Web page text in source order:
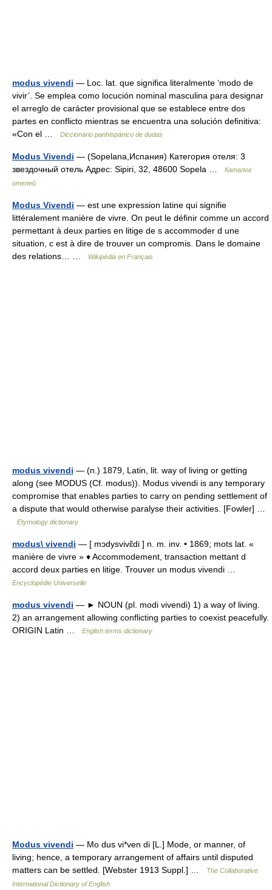
modus vivendi — Loc. lat. que significa literalmente ‘modo de
vivir’. Se emplea como locución nominal masculina para designar
el arreglo de carácter provisional que se establece entre dos
partes en conflicto mientras se encuentra una solución definitiva:
«Con el …
Diccionario panhispánico de dudas
Modus Vivendi — (Sopelana,Испания) Категория отеля: 3
звездочный отель Адрес: Sipiri, 32, 48600 Sopela …
Каталог
отелей
Modus Vivendi — est une expression latine qui signifie
littéralement manière de vivre. On peut le définir comme un accord
permettant à deux parties en litige de s accommoder d une
situation, c est à dire de trouver un compromis. Dans le domaine
des relations… …
Wikipédia en Français
modus vivendi — (n.) 1879, Latin, lit. way of living or getting
along (see MODUS (Cf. modus)). Modus vivendi is any temporary
compromise that enables parties to carry on pending settlement of
a dispute that would otherwise paralyse their activities. [Fowler] …
Etymology dictionary
modus\ vivendi — [ mɔdysvivɛ̃di ] n. m. inv. • 1869; mots lat. «
manière de vivre » ♦ Accommodement, transaction mettant d
accord deux parties en litige. Trouver un modus vivendi …
Encyclopédie Universelle
modus vivendi — ► NOUN (pl. modi vivendi) 1) a way of living.
2) an arrangement allowing conflicting parties to coexist peacefully.
ORIGIN Latin …
English terms dictionary
Modus vivendi — Mo dus vi*ven di [L.] Mode, or manner, of
living; hence, a temporary arrangement of affairs until disputed
matters can be settled. [Webster 1913 Suppl.] …
The Collaborative
International Dictionary of English